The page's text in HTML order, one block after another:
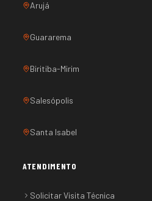
Arujá
Guararema
Biritiba-Mirim
Salesópolis
Santa Isabel
ATENDIMENTO
Solicitar Visita Técnica